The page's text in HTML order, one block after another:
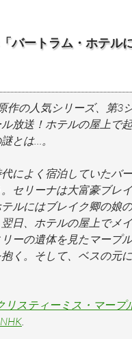
バートラム・ホテル
作の人気シリーズ、第3
放送！ホテルの屋上で
とは…。
によく宿泊していたバ
セリーナは大富豪ブレ
ルにはブレイク卿の娘
日、ホテルの屋上でメ
ーの遺体を見たマープ
く。そして、ベスの元
リスティーミス・マー
.